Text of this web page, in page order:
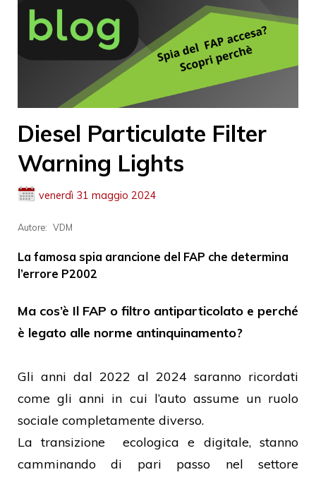
Diesel Particulate Filter
Warning Lights
venerdì 31 maggio 2024
Autore: VDM
La famosa spia arancione del FAP che determina
l’errore P2002
Ma cos’è Il FAP o filtro antiparticolato e perché
è legato alle norme antinquinamento?
Gli anni dal 2022 al 2024 saranno ricordati
come gli anni in cui l’auto assume un ruolo
sociale completamente diverso.
La transizione ecologica e digitale, stanno
camminando di pari passo nel settore